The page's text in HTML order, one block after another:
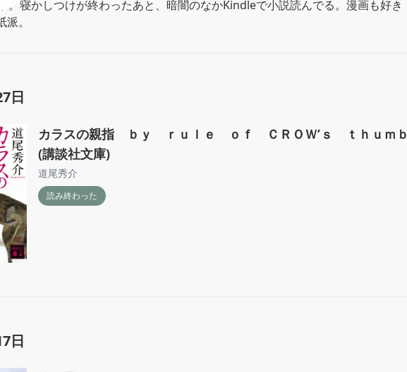
。寝かしつけが終わったあと、暗闇のなかKindleで小説読んでる。漫画も好き
。
日
カラスの親指 ｂｙ ｒｕｌｅ ｏｆ ＣＲＯＷ’ｓ ｔｈｕｍｂ
(講談社文庫)
道尾秀介
読み終わった
日